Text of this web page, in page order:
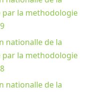
la methodologie
nationalle de la
la methodologie
nationalle de la